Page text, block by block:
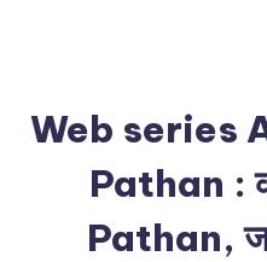
Web series
Pathan :
Pathan,